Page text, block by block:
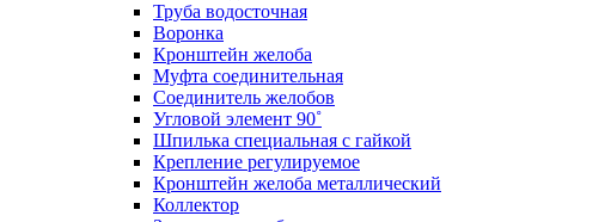
Труба водосточная
Воронка
Кронштейн желоба
Муфта соединительная
Соединитель желобов
Угловой элемент 90˚
Шпилька специальная с гайкой
Крепление регулируемое
Кронштейн желоба металлический
Коллектор